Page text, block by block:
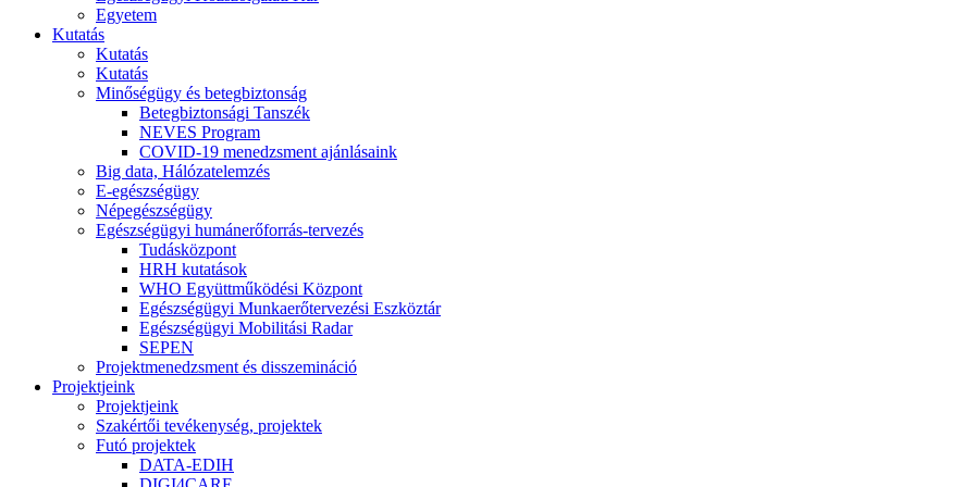
Egyetem
Kutatás
Kutatás
Kutatás
Minőségügy és betegbiztonság
Betegbiztonsági Tanszék
NEVES Program
COVID-19 menedzsment ajánlásaink
Big data, Hálózatelemzés
E-egészségügy
Népegészségügy
Egészségügyi humánerőforrás-tervezés
Tudásközpont
HRH kutatások
WHO Együttműködési Központ
Egészségügyi Munkaerőtervezési Eszköztár
Egészségügyi Mobilitási Radar
SEPEN
Projektmenedzsment és disszemináció
Projektjeink
Projektjeink
Szakértői tevékenység, projektek
Futó projektek
DATA-EDIH